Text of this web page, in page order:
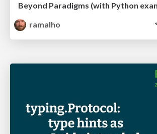
Beyond Paradigms (with Python
ramalho